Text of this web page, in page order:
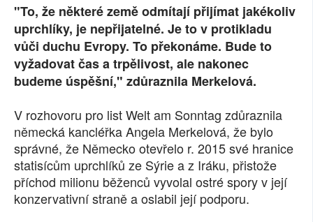
SOCIÁLNÍ SÍTĚ
RUBRIKY
PLNÁ VERZE STRÁNEK
"To, že některé země odmítají přijímat jakékoliv
uprchlíky, je nepřijatelné. Je to v protikladu
vůči duchu Evropy. To překonáme. Bude to
vyžadovat čas a trpělivost, ale nakonec
budeme úspěšní," zdůraznila Merkelová.
V rozhovoru pro list Welt am Sonntag zdůraznila
německá kancléřka Angela Merkelová, že bylo
správné, že Německo otevřelo r. 2015 své hranice
statisícům uprchlíků ze Sýrie a z Iráku, přistože
příchod milionu běženců vyvolal ostré spory v její
konzervativní straně a oslabil její podporu.